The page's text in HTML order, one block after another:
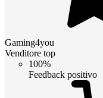
Gaming4you
Venditore top
100%
Feedback positivo